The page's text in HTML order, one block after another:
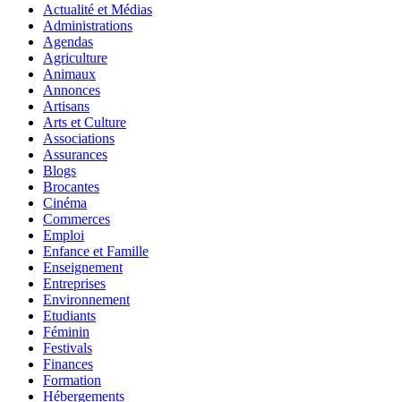
Actualité et Médias
Administrations
Agendas
Agriculture
Animaux
Annonces
Artisans
Arts et Culture
Associations
Assurances
Blogs
Brocantes
Cinéma
Commerces
Emploi
Enfance et Famille
Enseignement
Entreprises
Environnement
Etudiants
Féminin
Festivals
Finances
Formation
Hébergements